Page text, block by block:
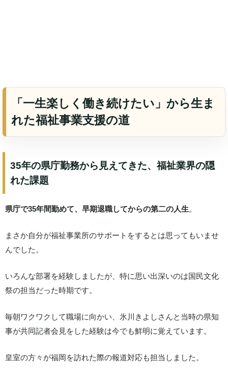
「一生楽しく働き続けたい」から生ま
れた福祉事業支援の道
35年の県庁勤務から見えてきた、福祉業界の隠
れた課題
県庁で35年間勤めて、早期退職してからの第二の人生。
まさか自分が福祉事業所のサポートをするとは思ってもいませ
んでした。
いろんな部署を経験しましたが、特に思い出深いのは国民文化
祭の担当だった時期です。
毎朝ワクワクして職場に向かい、氷川きよしさんと当時の県知
事が共同記者会見をした経験は今でも鮮明に覚えています。
皇室の方々が福岡を訪れた際の報道対応も担当しました。